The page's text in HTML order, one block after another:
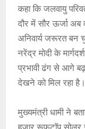
कहा कि जलवायु
दौर में सौर ऊर्जा अब
अनिवार्य जरूरत बन
नरेंद्र मोदी के
प्रभावी ढंग से आगे
देखने को मिल रहा है।
मुख्यमंत्री धामी ने